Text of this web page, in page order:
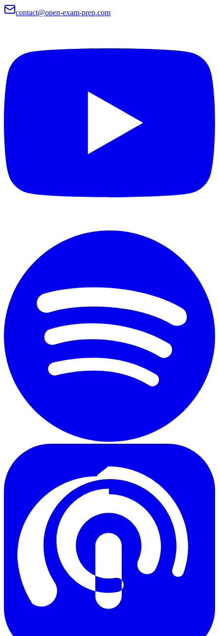
contact@open-exam-prep.com